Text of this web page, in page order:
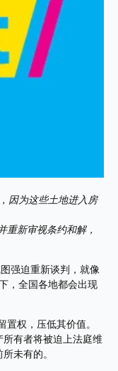
因为这些土地进入房
重新审视条约和解，
强迫重新谈判，就像
，全国各地都会出现
权，压低其价值。
有者将被迫上法庭维
未有的。